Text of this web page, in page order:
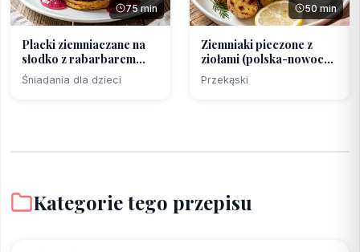
75 min
Placki ziemniaczane na
słodko z rabarbarem...
Śniadania dla dzieci
50 min
Ziemniaki pieczone z
ziołami (polska-nowoc...
Przekąski
Kategorie tego przepisu